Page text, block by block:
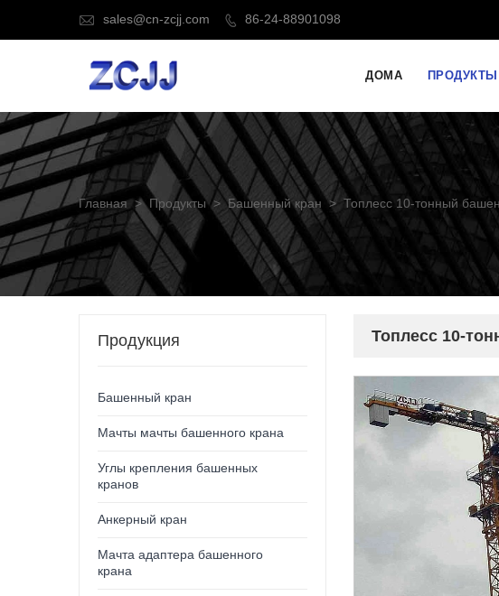
 sales@cn-zcjj.com  86-24-88901098
ДОМА ПРОДУКТЫ
Главная > Продукты > Башенный кран > Топлесс 10-тонный
Топлесс 10-
Продукция
Башенный кран
Мачты мачты башенного крана
Углы крепления башенных
кранов
Анкерный кран
Мачта адаптера башенного
крана